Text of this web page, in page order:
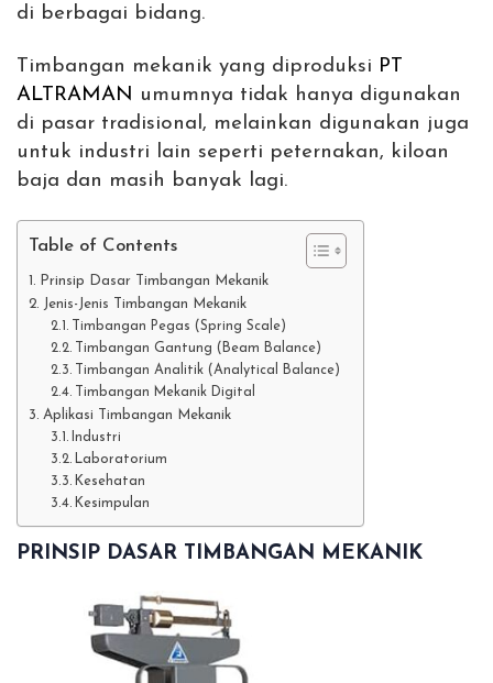
di berbagai bidang.
Timbangan mekanik yang diproduksi PT
ALTRAMAN umumnya tidak hanya digunakan
di pasar tradisional, melainkan digunakan juga
untuk industri lain seperti peternakan, kiloan
baja dan masih banyak lagi.
Table of Contents
Prinsip Dasar Timbangan Mekanik
Jenis-Jenis Timbangan Mekanik
Timbangan Pegas (Spring Scale)
Timbangan Gantung (Beam Balance)
Timbangan Analitik (Analytical Balance)
Timbangan Mekanik Digital
Aplikasi Timbangan Mekanik
Industri
Laboratorium
Kesehatan
Kesimpulan
PRINSIP DASAR TIMBANGAN MEKANIK